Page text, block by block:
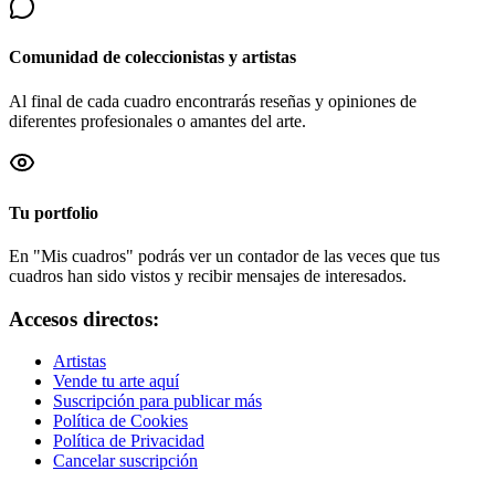
Comunidad de coleccionistas y artistas
Al final de cada cuadro encontrarás reseñas y opiniones de
diferentes profesionales o amantes del arte.
Tu portfolio
En "Mis cuadros" podrás ver un contador de las veces que tus
cuadros han sido vistos y recibir mensajes de interesados.
Accesos directos:
Artistas
Vende tu arte aquí
Suscripción para publicar más
Política de Cookies
Política de Privacidad
Cancelar suscripción